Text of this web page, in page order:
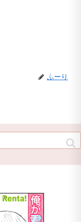
ふーり